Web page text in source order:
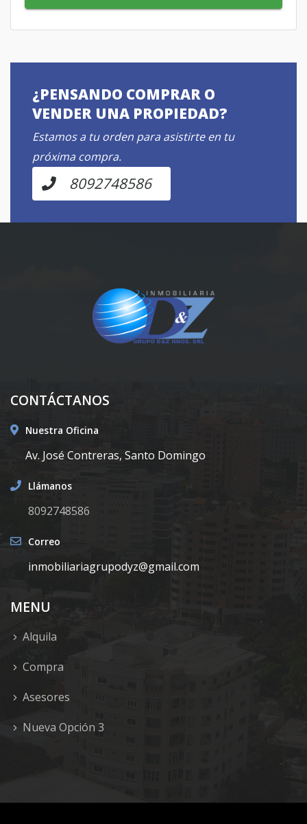
¿PENSANDO COMPRAR O
VENDER UNA PROPIEDAD?
Estamos a tu orden para asistirte en tu
próxima compra.
8092748586
CONTÁCTANOS
Nuestra Oficina
Av. José Contreras, Santo Domingo
Llámanos
8092748586
Correo
inmobiliariagrupodyz@gmail.com
MENU
Alquila
Compra
Asesores
Nueva Opción 3